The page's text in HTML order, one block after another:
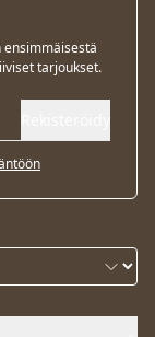
ensimmäisestä
tarjoukset.